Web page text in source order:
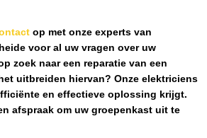
op met onze experts van
voor al uw vragen over uw
zoek naar een reparatie van een
uitbreiden hiervan? Onze elektriciens
en effectieve oplossing krijgt.
afspraak om uw groepenkast uit te